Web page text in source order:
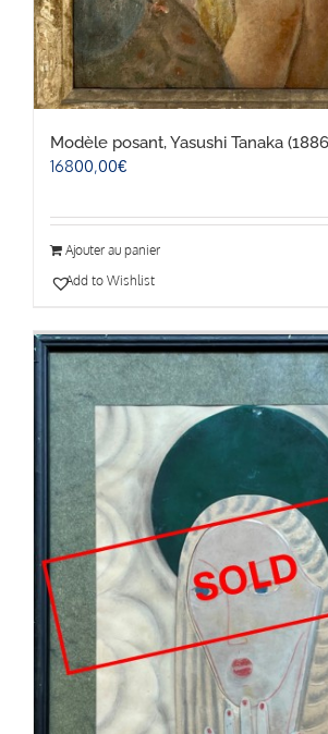
Modèle posant, Yasushi Tanaka
16800,00€
Ajouter au panier
Add to Wishlist